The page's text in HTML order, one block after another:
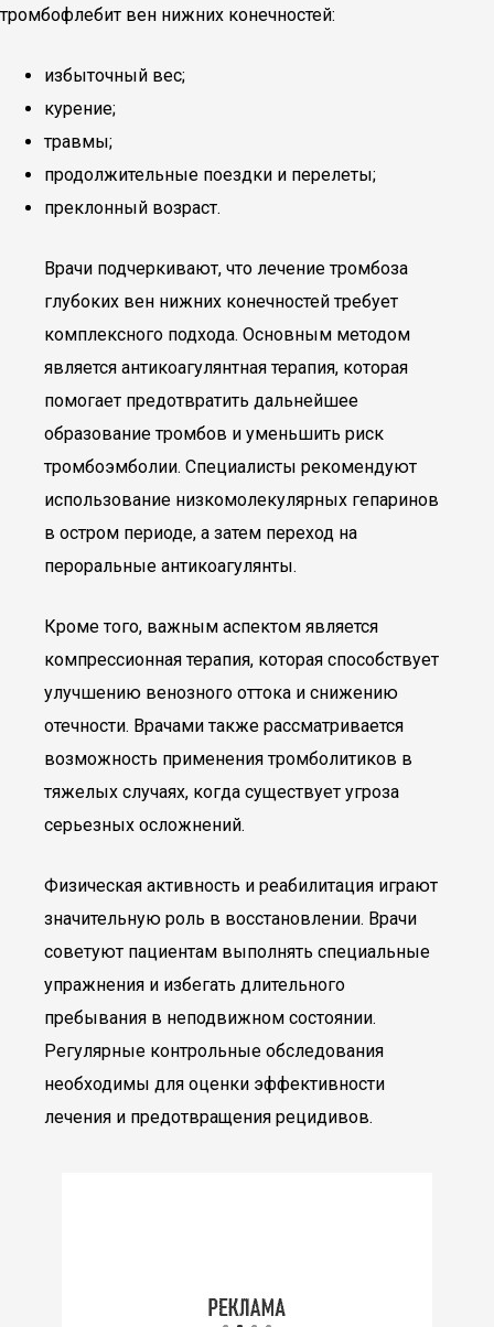
тромбофлебит вен нижних конечностей:
избыточный вес;
курение;
травмы;
продолжительные поездки и перелеты;
преклонный возраст.
Врачи подчеркивают, что лечение тромбоза
глубоких вен нижних конечностей требует
комплексного подхода. Основным методом
является антикоагулянтная терапия, которая
помогает предотвратить дальнейшее
образование тромбов и уменьшить риск
тромбоэмболии. Специалисты рекомендуют
использование низкомолекулярных гепаринов
в остром периоде, а затем переход на
пероральные антикоагулянты.
Кроме того, важным аспектом является
компрессионная терапия, которая способствует
улучшению венозного оттока и снижению
отечности. Врачами также рассматривается
возможность применения тромболитиков в
тяжелых случаях, когда существует угроза
серьезных осложнений.
Физическая активность и реабилитация играют
значительную роль в восстановлении. Врачи
советуют пациентам выполнять специальные
упражнения и избегать длительного
пребывания в неподвижном состоянии.
Регулярные контрольные обследования
необходимы для оценки эффективности
лечения и предотвращения рецидивов.